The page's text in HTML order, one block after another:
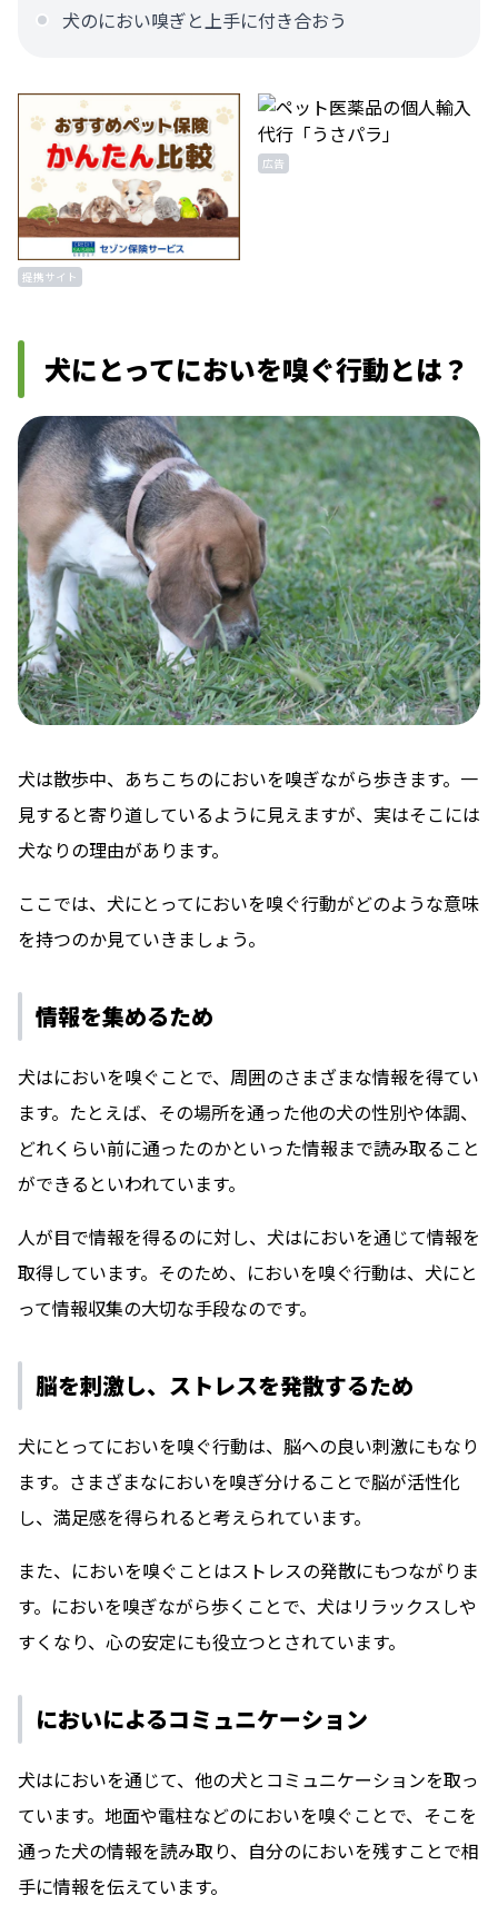
犬のにおい嗅ぎと上手に付き合おう
提携サイト
広告
犬にとってにおいを嗅ぐ行動とは？
犬は散歩中、あちこちのにおいを嗅ぎながら歩きます。一
見すると寄り道しているように見えますが、実はそこには
犬なりの理由があります。
ここでは、犬にとってにおいを嗅ぐ行動がどのような意味
を持つのか見ていきましょう。
情報を集めるため
犬はにおいを嗅ぐことで、周囲のさまざまな情報を得てい
ます。たとえば、その場所を通った他の犬の性別や体調、
どれくらい前に通ったのかといった情報まで読み取ること
ができるといわれています。
人が目で情報を得るのに対し、犬はにおいを通じて情報を
取得しています。そのため、においを嗅ぐ行動は、犬にと
って情報収集の大切な手段なのです。
脳を刺激し、ストレスを発散するため
犬にとってにおいを嗅ぐ行動は、脳への良い刺激にもなり
ます。さまざまなにおいを嗅ぎ分けることで脳が活性化
し、満足感を得られると考えられています。
また、においを嗅ぐことはストレスの発散にもつながりま
す。においを嗅ぎながら歩くことで、犬はリラックスしや
すくなり、心の安定にも役立つとされています。
においによるコミュニケーション
犬はにおいを通じて、他の犬とコミュニケーションを取っ
ています。地面や電柱などのにおいを嗅ぐことで、そこを
通った犬の情報を読み取り、自分のにおいを残すことで相
手に情報を伝えています。